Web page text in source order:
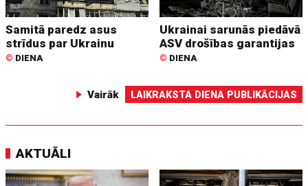
Samitā paredz asus
strīdus par Ukrainu
© DIENA
Ukrainai sarunās piedāvā
ASV drošības garantijas
© DIENA
Vairāk LAIKRAKSTA DIENA PUBLIKĀCIJAS
AKTUĀLI